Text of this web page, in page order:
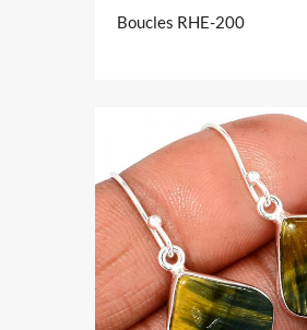
Boucles RHE-200